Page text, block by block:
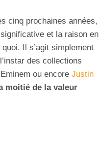
cinq prochaines années,
et la raison en
Il s’agit simplement
des collections
ou encore Justin
moitié de la valeur